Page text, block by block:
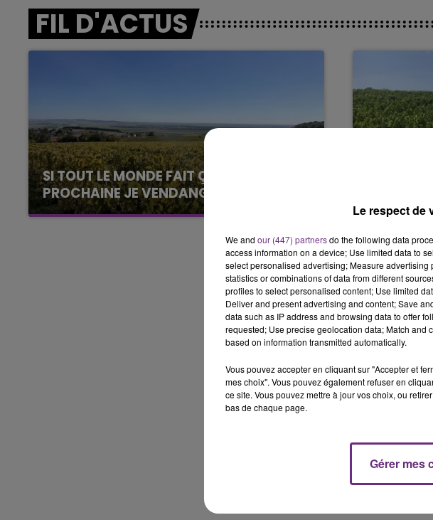
5h00 - 6h00
LE BEST OF DE LA FAMILLE
CHAMPAGNE FM
LA
FIL D'ACTUS
SI TOUT LE MONDE FAIT ÇA, MOI L'ANNÉE
PROCHAINE JE VENDANGE EN...
La vendange en Champagne a débuté ce jeudi
L'ORDRE
Alors que
les
LE
Le respect de
We and our (447) partnersdo the following data
access information on a device; Use limited data to
select personalised advertising; Measure
statistics or combinations of data from different
profiles to select personalised content; Use limited
Deliver and present advertising and content; Save
data such as IP address and browsing data to offer
requested; Use precise geolocation data; Match and
based on information transmitted automatically.
Vous pouvez accepter en cliquant sur "Accepter et
mes choix". Vous pouvez également refuser en
ce site. Vous pouvez mettre à jour vos choix, ou
bas de chaque page.
Gérer mes